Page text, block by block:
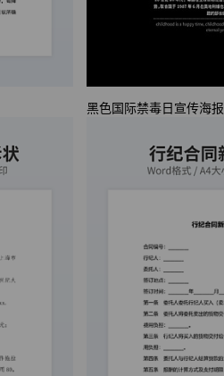
黑色国际禁毒日宣传海报